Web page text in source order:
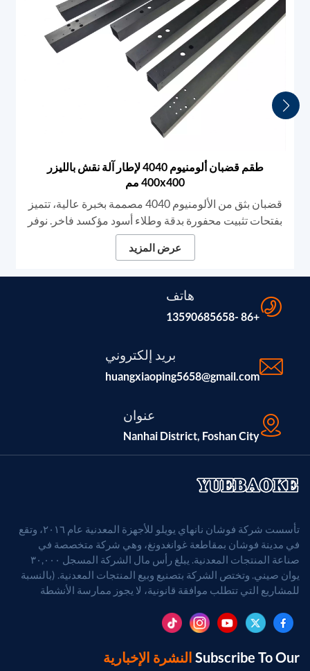
طقم قضبان ألومنيوم 4040 لإطار آلة نقش بالليزر
400x400 مم
قضبان بثق من الألومنيوم 4040 مصممة بخبرة عالية، تتميز
بفتحات تثبيت محفورة بدقة وطلاء أسود مؤكسد فاخر. نوفر
مكونات هيكلية متينة مصممة خصيصًا لأجهزة النقش بالليزر
عالية الثبات وإطارات CNC، مما يضمن صلابة لا مثيل لهاعرض المزيد
هاتف
+86 -13590685658
بريد إلكتروني
huangxiaoping5658@gmail.com
عنوان
Nanhai District, Foshan City
تأسست شركة فوشان نانهاي يويلو للأجهزة المعدنية عام ٢٠١٦، وتقع
في مدينة فوشان بمقاطعة غوانغدونغ، وهي شركة متخصصة في
صناعة المنتجات المعدنية. يبلغ رأس مال الشركة المسجل ٣٠,٠٠٠
يوان صيني. وتختص الشركة بتصنيع وبيع المنتجات المعدنية. (بالنسبة
للمشاريع التي تتطلب موافقة قانونية، لا يجوز ممارسة الأنشطة
Subscribe To Our النشرة الإخبارية